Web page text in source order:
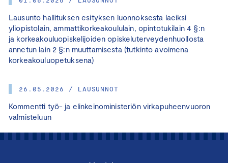
Lausunto hallituksen esityksen luonnoksesta laeiksi
yliopistolain, ammattikorkeakoululain, opintotukilain 4 §:n
ja korkeakouluopiskelijoiden opiskeluterveydenhuollosta
annetun lain 2 §:n muuttamisesta (tutkinto avoimena
korkeakouluopetuksena)
26.05.2026 / LAUSUNNOT
Kommentti työ- ja elinkeinoministeriön virkapuheenvuoron
valmisteluun